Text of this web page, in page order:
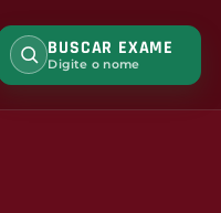
BUSCAR EXAME
Digite o nome